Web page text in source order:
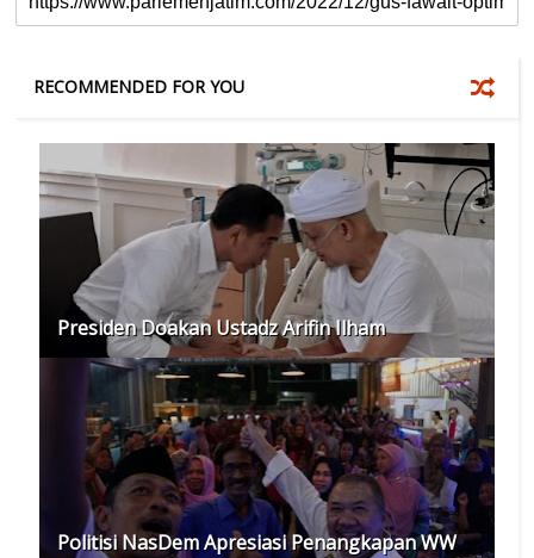
RECOMMENDED FOR YOU
Presiden Doakan Ustadz Arifin Ilham
Politisi NasDem Apresiasi Penangkapan WW